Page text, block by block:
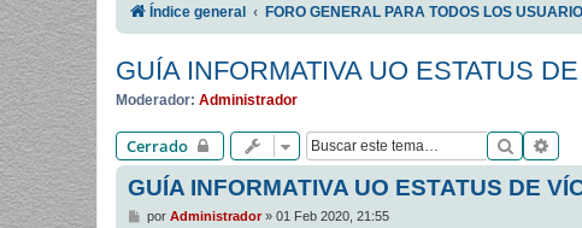
Índice general FORO GENERAL PARA TODOS LOS
GUÍA INFORMATIVA UO ESTATUS
Moderador: Administrador
Cerrado Buscar
GUÍA INFORMATIVA UO ESTATUS DE
M
por Administrador» 01 Feb 2020, 21:55